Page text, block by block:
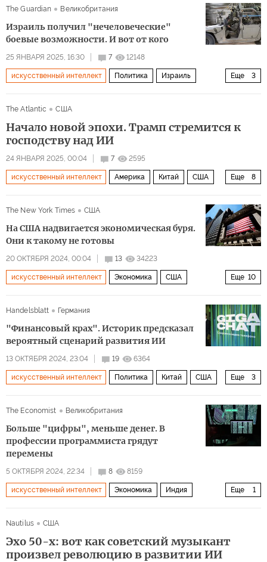
The Guardian Великобритания
Израиль получил "нечеловеческие"
боевые возможности. И вот от кого
25 ЯНВАРЯ 2025, 16:30 7 12148
Еще 3
искусственный интеллект Политика Израиль
The Atlantic
США
Начало новой эпохи. Трамп стремится к
господству над ИИ
24 ЯНВАРЯ 2025, 00:04 7 2595
Еще 8
искусственный интеллект Америка Китай США
The New York Times США
На США надвигается экономическая буря.
Они к такому не готовы
20 ОКТЯБРЯ 2024, 00:04 13 34223
Еще 10
искусственный интеллект Экономика США
старение Рынок труда
Handelsblatt Германия
"Финансовый крах". Историк предсказал
вероятный сценарий развития ИИ
13 ОКТЯБРЯ 2024, 23:04 19 6364
Еще 3
искусственный интеллект Политика Китай США
The Economist
Великобритания
Больше "цифры", меньше денег. В
профессии программиста грядут
перемены
5 ОКТЯБРЯ 2024, 22:34 8 8159
Еще 1
искусственный интеллект Экономика Индия
Nautilus
США
Эхо 50-х: вот как советский музыкант
произвел революцию в развитии ИИ